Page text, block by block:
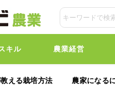
キル 農業経営
える栽培方法 農家になる